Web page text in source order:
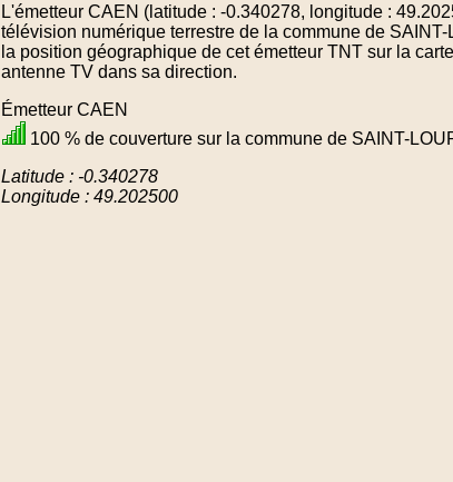
L'émetteur CAEN (latitude : -0.340278, longitude :
télévision numérique terrestre de la commune de
la position géographique de cet émetteur TNT sur la
antenne TV dans sa direction.
Émetteur CAEN
100 % de couverture sur la commune de SAINT-
Latitude : -0.340278
Longitude : 49.202500